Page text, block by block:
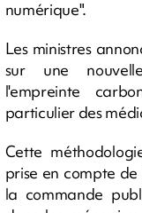
numérique".
Les ministres
sur une
l'empreinte
particulier des
Cette
prise en compte
la commande